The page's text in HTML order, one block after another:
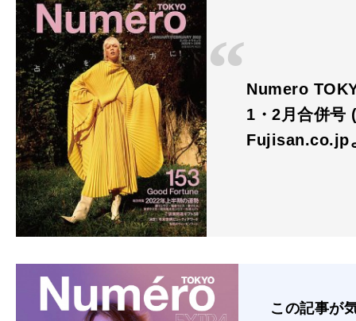
Numero
1・2月合併号
Fujisan.co.jp
この記事が